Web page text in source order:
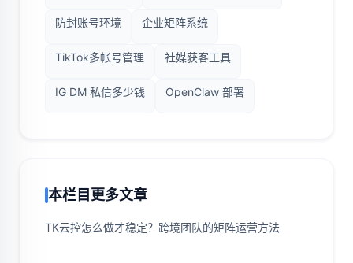
防封账号环境 企业矩阵系统
TikTok多帐号管理 社媒获客工具
IG DM 私信多少钱 OpenClaw 部署
本栏目更多文章
TK云控怎么做才稳定？跨境团队的矩阵运营方法